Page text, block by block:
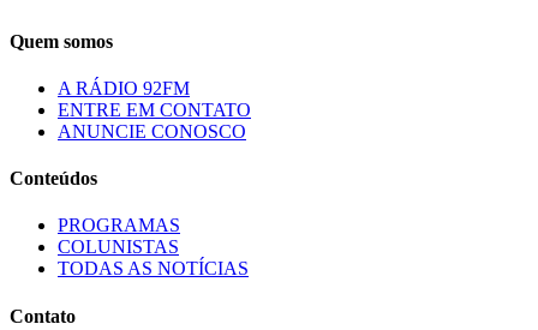
Quem somos
A RÁDIO 92FM
ENTRE EM CONTATO
ANUNCIE CONOSCO
Conteúdos
PROGRAMAS
COLUNISTAS
TODAS AS NOTÍCIAS
Contato